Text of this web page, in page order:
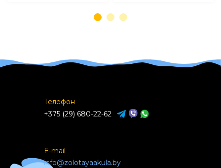
Телефон
+375 (29) 680-22-62
E-mail
info@zolotayaakula.by